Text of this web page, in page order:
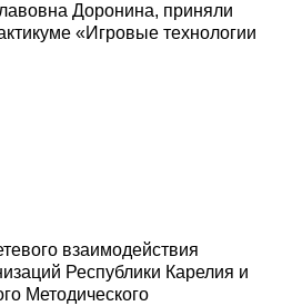
Доронина, приняли
«Игровые технологии
взаимодействия
Республики Карелия и
Методического